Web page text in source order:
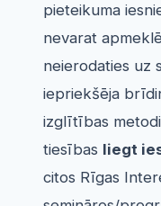
pieteikuma
nevarat
neierodaties uz
iepriekšēja
izglītības
tiesības liegt
citos Rīgas